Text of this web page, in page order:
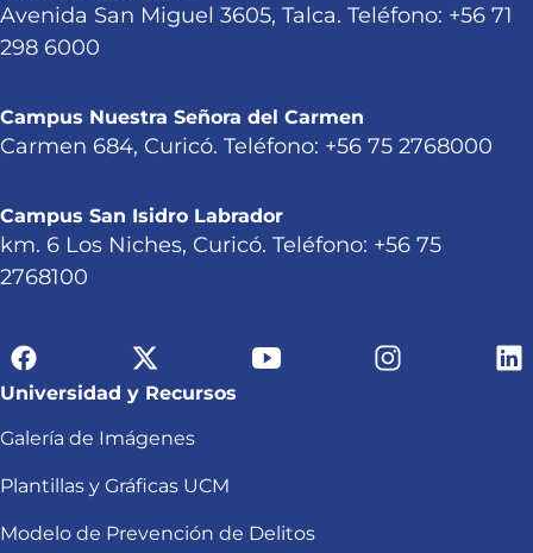
Avenida San Miguel 3605, Talca. Teléfono: +56 71
298 6000
Campus Nuestra Señora del Carmen
Carmen 684, Curicó. Teléfono: +56 75 2768000
Campus San Isidro Labrador
km. 6 Los Niches, Curicó. Teléfono: +56 75
2768100
Universidad y Recursos
Galería de Imágenes
Plantillas y Gráficas UCM
Modelo de Prevención de Delitos